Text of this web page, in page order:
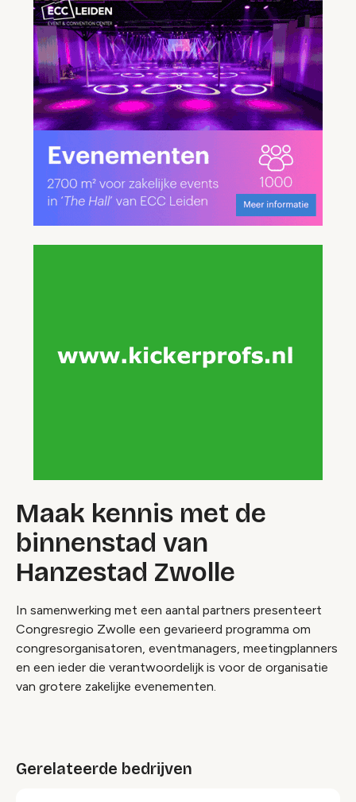
Maak kennis met de
binnenstad van
Hanzestad Zwolle
In samenwerking met een aantal partners presenteert
Congresregio Zwolle een gevarieerd programma om
congresorganisatoren, eventmanagers, meetingplanners
en een ieder die verantwoordelijk is voor de organisatie
van grotere zakelijke evenementen.
Gerelateerde bedrijven